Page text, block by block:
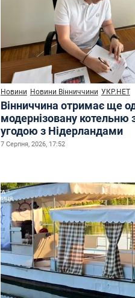
Новини Новини Вінниччини УКР.НЕТ
Вінниччина отримає ще
модернізовану котельню
угодою з Нідерландами
7 Серпня, 2026, 17:52